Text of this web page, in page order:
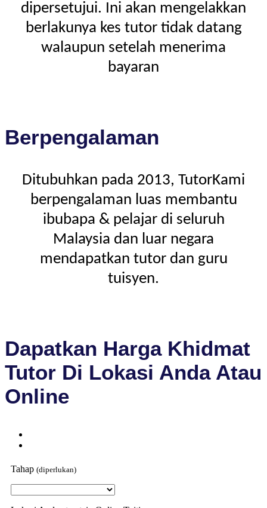
dipersetujui. Ini akan mengelakkan
berlakunya kes tutor tidak datang
walaupun setelah menerima
bayaran
Berpengalaman
Ditubuhkan pada 2013, TutorKami
berpengalaman luas membantu
ibubapa & pelajar di seluruh
Malaysia dan luar negara
mendapatkan tutor dan guru
tuisyen.
Dapatkan Harga Khidmat
Tutor Di Lokasi Anda Atau
Online
Tahap (diperlukan)